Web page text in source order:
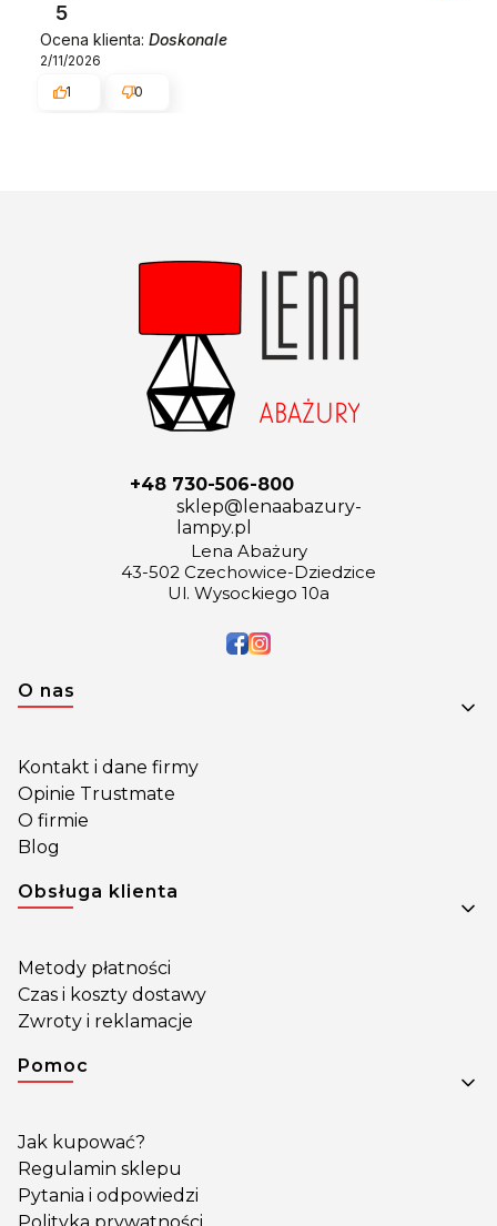
5
Ocena klienta: Doskonale
2/11/2026
1
0
+48 730-506-800
sklep@lenaabazury-
lampy.pl
Lena Abażury
43-502 Czechowice-Dziedzice
Ul. Wysockiego 10a
Linki w stopce
O nas
Kontakt i dane firmy
Opinie Trustmate
O firmie
Blog
Obsługa klienta
Metody płatności
Czas i koszty dostawy
Zwroty i reklamacje
Pomoc
Jak kupować?
Regulamin sklepu
Pytania i odpowiedzi